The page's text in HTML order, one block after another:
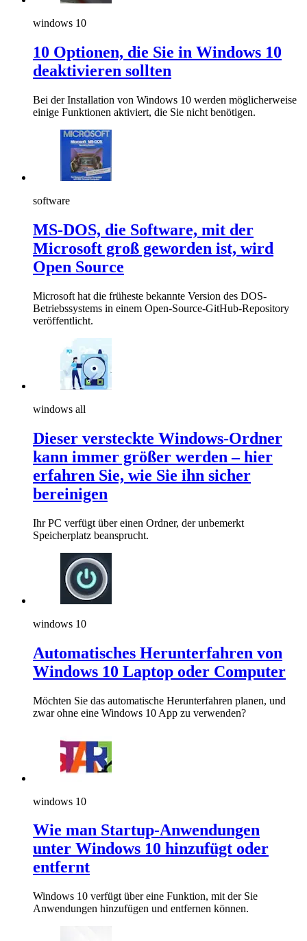
windows 10
10 Optionen, die Sie in Windows 10
deaktivieren sollten
Bei der Installation von Windows 10 werden möglicherweise
einige Funktionen aktiviert, die Sie nicht benötigen.
software
MS-DOS, die Software, mit der
Microsoft groß geworden ist, wird
Open Source
Microsoft hat die früheste bekannte Version des DOS-
Betriebssystems in einem Open-Source-GitHub-Repository
veröffentlicht.
windows all
Dieser versteckte Windows-Ordner
kann immer größer werden – hier
erfahren Sie, wie Sie ihn sicher
bereinigen
Ihr PC verfügt über einen Ordner, der unbemerkt
Speicherplatz beansprucht.
windows 10
Automatisches Herunterfahren von
Windows 10 Laptop oder Computer
Möchten Sie das automatische Herunterfahren planen, und
zwar ohne eine Windows 10 App zu verwenden?
windows 10
Wie man Startup-Anwendungen
unter Windows 10 hinzufügt oder
entfernt
Windows 10 verfügt über eine Funktion, mit der Sie
Anwendungen hinzufügen und entfernen können.